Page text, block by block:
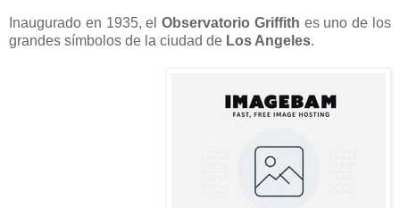
Inaugurado en 1935, elObservatorio Griffith es uno de los
grandes símbolos de la ciudad de Los Angeles.